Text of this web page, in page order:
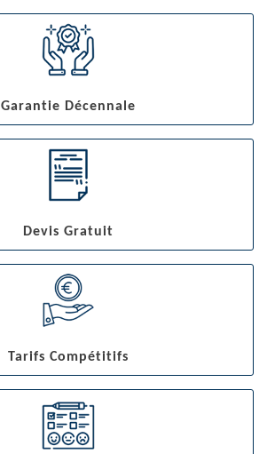
Garantie Décennale
Devis Gratuit
Tarifs Compétitifs